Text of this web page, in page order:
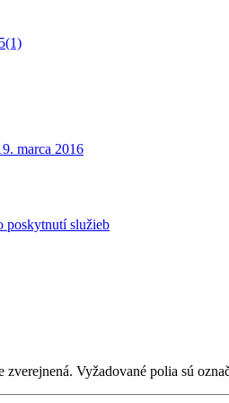
marca 2016
poskytnutí služieb
zverejnená. Vyžadované polia sú